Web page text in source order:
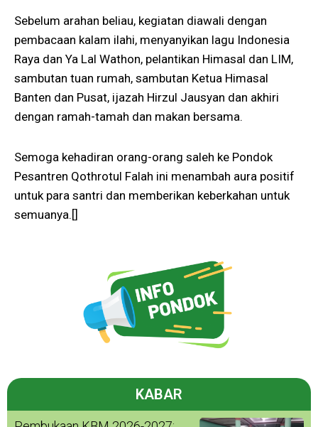
Sebelum arahan beliau, kegiatan diawali dengan
pembacaan kalam ilahi, menyanyikan lagu Indonesia
Raya dan Ya Lal Wathon, pelantikan Himasal dan LIM,
sambutan tuan rumah, sambutan Ketua Himasal
Banten dan Pusat, ijazah Hirzul Jausyan dan akhiri
dengan ramah-tamah dan makan bersama.
Semoga kehadiran orang-orang saleh ke Pondok
Pesantren Qothrotul Falah ini menambah aura positif
untuk para santri dan memberikan keberkahan untuk
semuanya.[]
KABAR